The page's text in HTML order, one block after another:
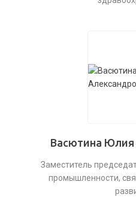
Васютина Юлия
Заместитель
промышленности,